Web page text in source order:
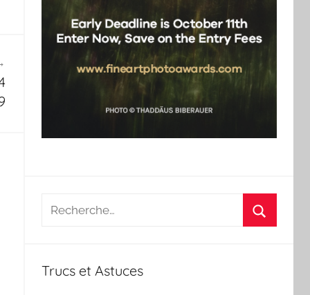
Recherche
Trucs et Astuces